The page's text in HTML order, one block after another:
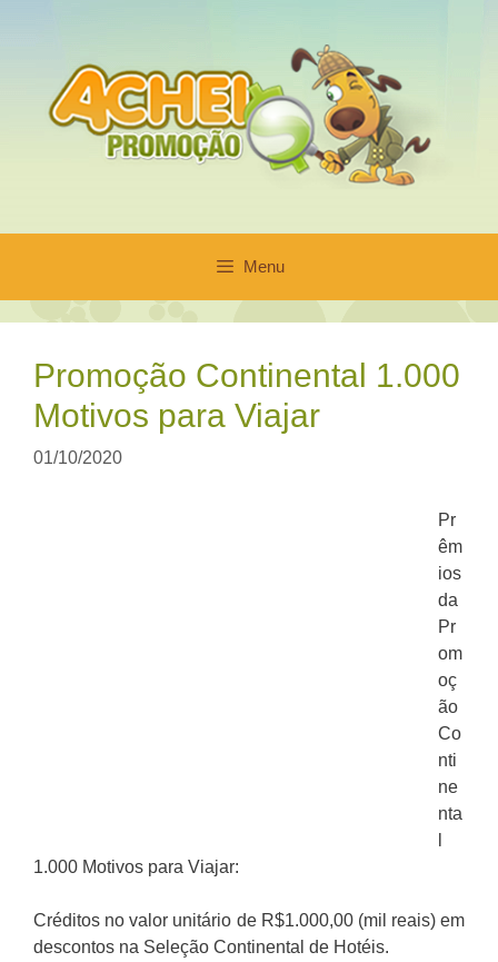
conteúdo
Menu
Promoção Continental 1.000
Motivos para Viajar
01/10/2020
Pr
êm
ios
da
Pr
om
oç
ão
Co
nti
ne
nta
1.000 Motivos para Viajar:
Créditos no valor unitário de R$1.000,00 (mil reais) em
descontos na Seleção Continental de Hotéis.